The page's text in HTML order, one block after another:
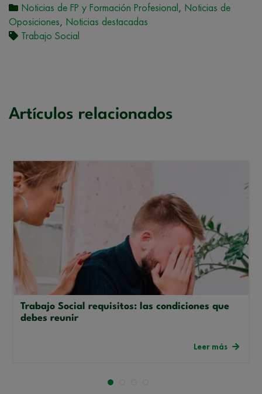
Noticias de FP y Formación Profesional , Noticias de
Oposiciones, Noticias destacadas
Trabajo Social
Artículos relacionados
Trabajo Social requisitos: las condiciones que
debes reunir
Leer más